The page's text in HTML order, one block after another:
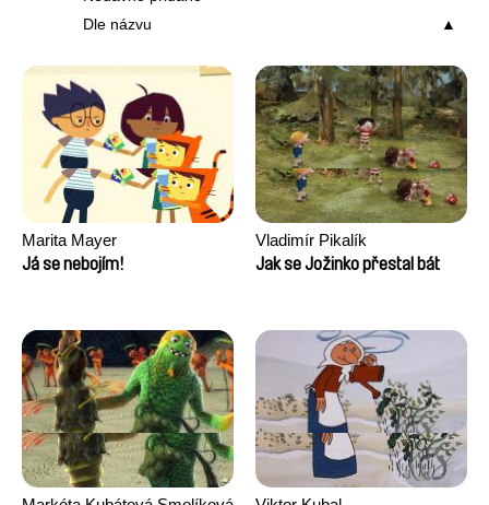
Dle názvu
Marita Mayer
Já se nebojím!
Vladimír Pikalík
Jak se Jožinko přestal bát